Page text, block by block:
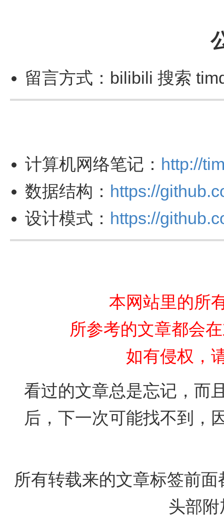
留言方式：bilibili 搜索
计算机网络笔记： http://
数据结构： https://
设计模式： https://
本网站里的所
所参考的文章都会
如有侵权，
看过的文章总是忘记，而
后，下一次可能找不到，
所有转载来的文章标签前面
头部